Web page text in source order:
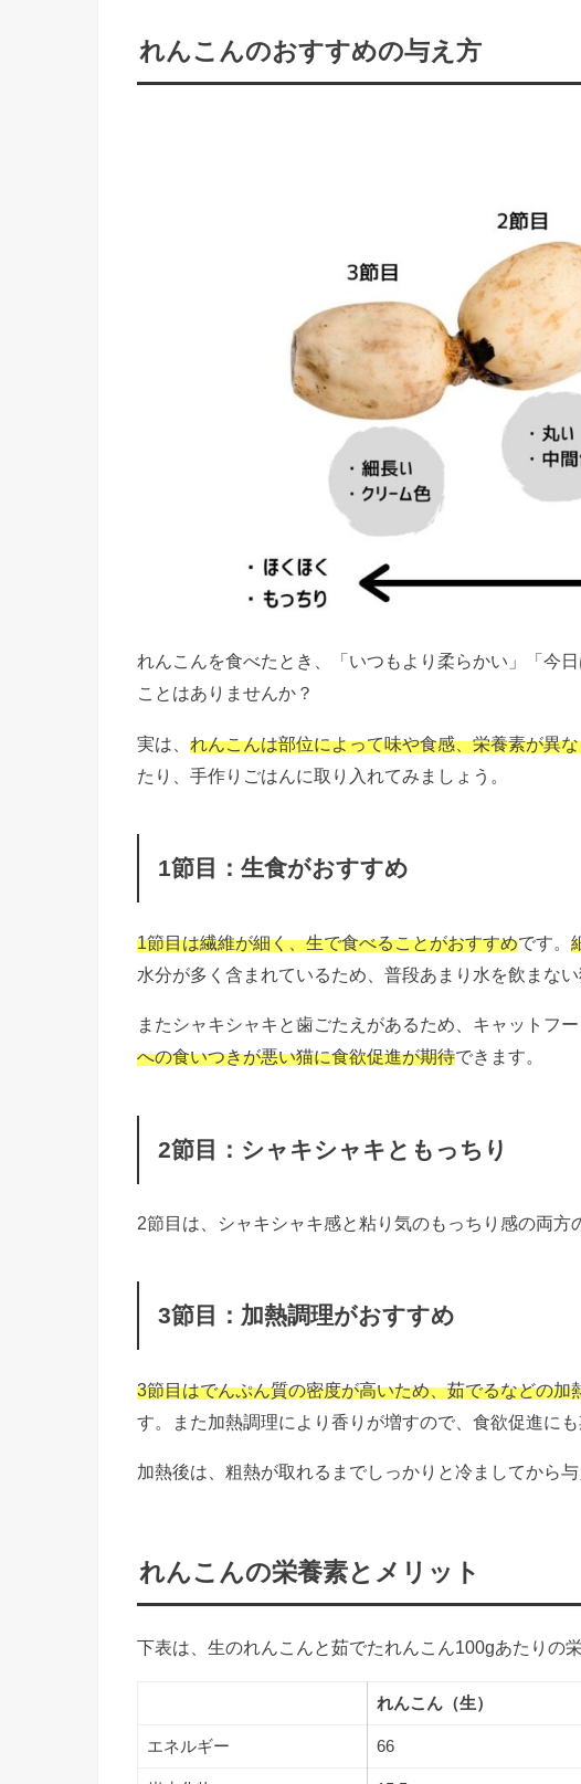
れんこんのおすすめの与え方
れんこんを食べたとき、「いつもより柔らかい」「今
ことはありませんか？
実は、 れんこんは部位によって味や食感、栄養素が異
たり、手作りごはんに取り入れてみましょう。
1節目：生食がおすすめ
1節目は繊維が細く、生で食べることがおすすめです。
水分が多く含まれているため、普段あまり水を飲まな
またシャキシャキと歯ごたえがあるため、キャットフ
への食いつきが悪い猫に食欲促進が期待できます。
2節目：シャキシャキともっちり
2節目は、シャキシャキ感と粘り気のもっちり感の両方
3節目：加熱調理がおすすめ
3節目はでんぷん質の密度が高いため、茹でるなどの加
す。また加熱調理により香りが増すので、食欲促進にも
加熱後は、粗熱が取れるまでしっかりと冷ましてから与
れんこんの栄養素とメリット
下表は、生のれんこんと茹でたれんこん100gあたりの栄
れんこん（生）
エネルギー 66